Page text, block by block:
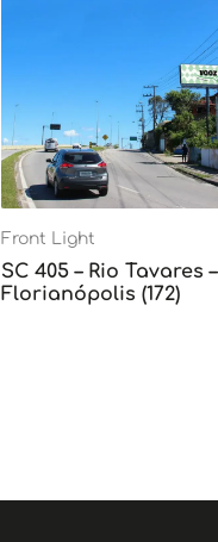
Front Light
SC 405 – Rio Tavares –
Florianópolis (172)